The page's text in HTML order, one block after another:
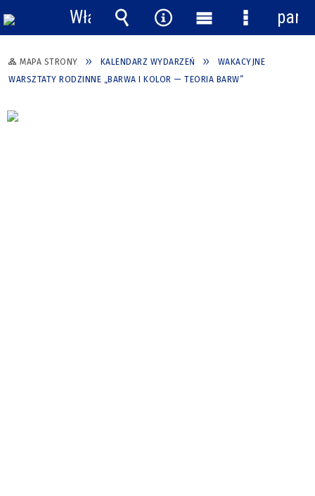
MAPA STRONY KALENDARZ WYDARZEŃ
WAKACYJNE
WARSZTATY RODZINNE „BARWA I KOLOR — TEORIA BARW”
Włącz
powiadomienia
Wyszukiwarka
Narzędzia
Menu
główne
Menu
panel